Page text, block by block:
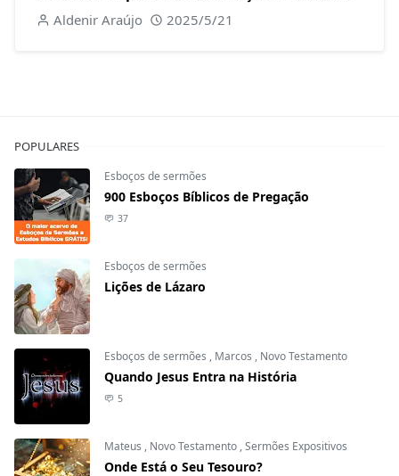
Aldenir Araújo 2025/5/21
POPULARES
Esboços de sermões
900 Esboços Bíblicos de Pregação
37
Esboços de sermões
Lições de Lázaro
Esboços de sermões , Marcos , Novo Testamento
Quando Jesus Entra na História
5
Mateus , Novo Testamento ,Sermões Expositivos
Onde Está o Seu Tesouro?